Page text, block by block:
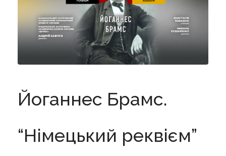
Йоганнес Брамс.
“Німецький реквієм”